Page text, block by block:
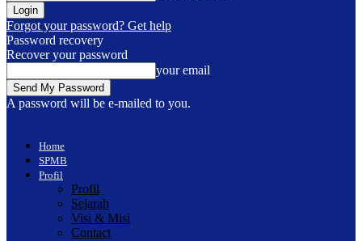
Forgot your password? Get help
Password recovery
Recover your password
your email
A password will be e-mailed to you.
Home
SPMB
Profil
Profil
Sejarah
Visi & Misi
Contact